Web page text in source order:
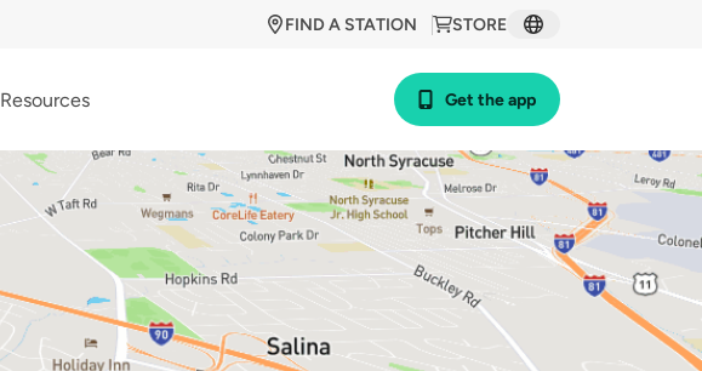
STORE
FIND A STATION
Resources Get the app